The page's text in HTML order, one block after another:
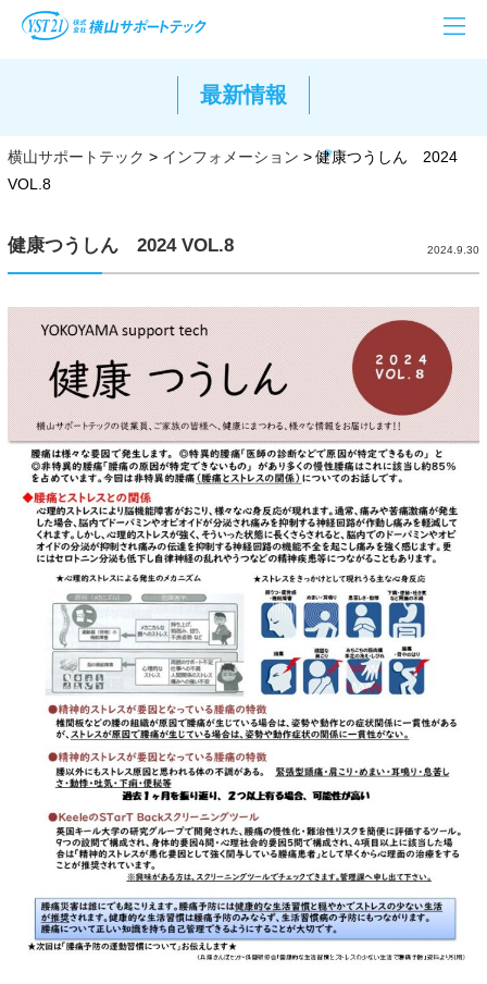
最新情報
横山サポートテック > インフォメーション >健康つうしん 2024
VOL.8
健康つうしん 2024 VOL.8 2024.9.30